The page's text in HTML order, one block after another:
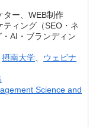
ター、WEB制作
ティング（SEO・ネ
AI・ブランディン
摂南大学
ウェビナ
Science and